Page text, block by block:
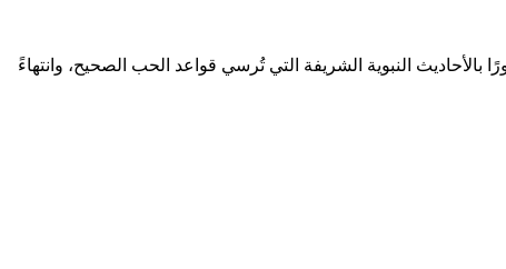
النبوية الشريفة التي تُرسي قواعد الحب الصحيح، وانتهاءً